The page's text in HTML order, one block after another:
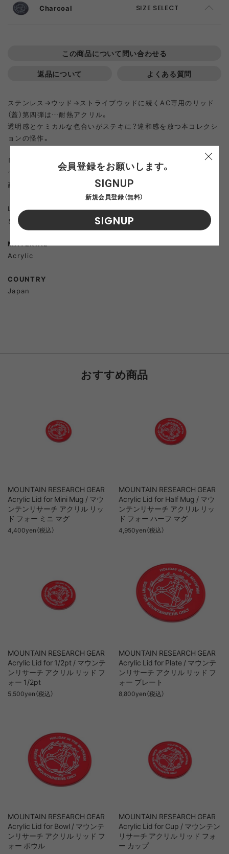
ADD TO CART
Charcoal SIZE SELECT
この商品について問い合わせる
返品について
よくある質問
ステンレス→ウッド→ストライプウッドに続くAC専用のリッド
（蓋）第四弾は…耐熱アクリル。
透明感とケミカルな色合いがステキに？違和感を放つ本コレクシ
ョンの怪作。
「これまで満たされなかったケミカル感をどうしても実現したく
て…意識の高いヒトたちには本当に申し訳ないんだけど…」は企
画者の談。記念すべき製品番号100番台突入記念！？は、Bowl用。
トップ面にはリースマークを”ケミカリー”な白で思い切りオン。
Low Minded Mountain Folksならではの作品がもうひとつで
きあがりました。
MATERIAL
Acrylic
COUNTRY
Japan
おすすめ商品
MOUNTAIN RESEARCH GEAR
Acrylic Lid for Mini Mug / マウ
ンテンリサーチ アクリル リッ
ド フォー ミニ マグ
4,400yen（税込）
MOUNTAIN RESEARCH GEAR
Acrylic Lid for Half Mug / マウ
ンテンリサーチ アクリル リッ
ド フォー ハーフ マグ
4,950yen（税込）
MOUNTAIN RESEARCH GEAR
Acrylic Lid for 1/2pt / マウンテ
ンリサーチ アクリル リッド フ
ォー 1/2pt
5,500yen（税込）
MOUNTAIN RESEARCH GEAR
Acrylic Lid for Plate / マウンテ
ンリサーチ アクリル リッド フ
ォー プレート
8,800yen（税込）
MOUNTAIN RESEARCH GEAR
Acrylic Lid for Bowl / マウンテ
ンリサーチ アクリル リッド フ
ォー ボウル
MOUNTAIN RESEARCH GEAR
Acrylic Lid for Cup / マウンテン
リサーチ アクリル リッド フォ
ー カップ
会員登録をお願いします。
SIGNUP
新規会員登録（無料）
SIGNUP